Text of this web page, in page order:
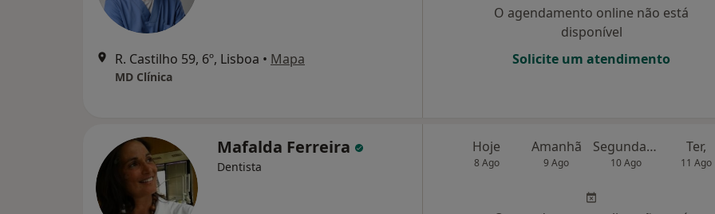
R. Castilho 59, 6º, Lisboa • Mapa
MD Clínica
O agendamento online não está
disponível
Solicite um atendimento
Mafalda Ferreira
Dentista
Hoje
8 Ago
Amanhã
9 Ago
Segunda-feira
10 Ago
Ter,
11 Ago